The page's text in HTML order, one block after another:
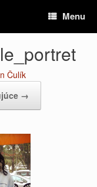
Menu
Čulík
→